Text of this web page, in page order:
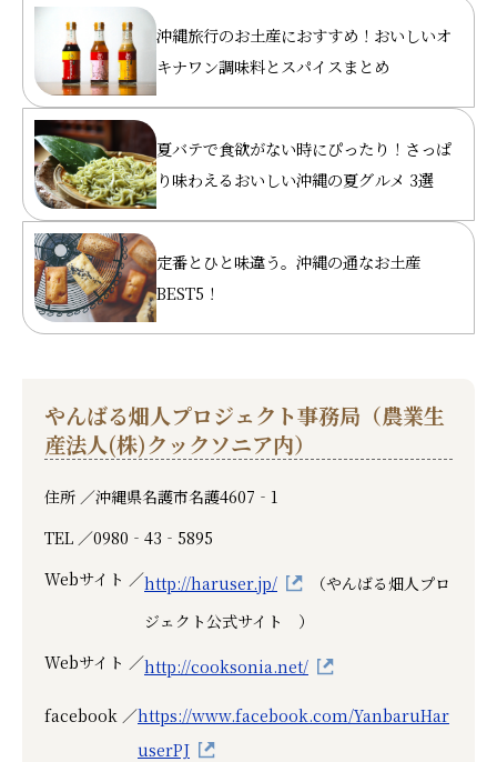
沖縄旅行のお土産におすすめ！おいしいオ
キナワン調味料とスパイスまとめ
夏バテで食欲がない時にぴったり！さっぱ
り味わえるおいしい沖縄の夏グルメ 3選
定番とひと味違う。沖縄の通なお土産
BEST5！
やんばる畑人プロジェクト事務局（農業生
産法人(株)クックソニア内）
住所 ／沖縄県名護市名護4607‐1
TEL ／0980‐43‐5895
Webサイト ／http://haruser.jp/
（やんばる畑人プロ
ジェクト公式サイト ）
Webサイト ／http://cooksonia.net/
facebook ／https://www.facebook.com/YanbaruHar
userPJ